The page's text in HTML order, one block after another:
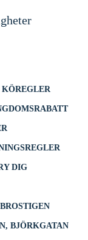
DIG
BROSTIGEN
BJÖRKGATAN